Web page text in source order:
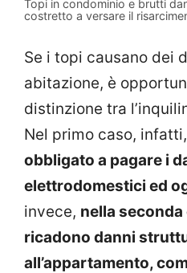
Topi in condominio e brutti
costretto a versare il
Se i topi causano dei
abitazione, è
distinzione tra
Nel primo caso, infatti,
obbligato a pagare i
elettrodomestici ed
invece, nella
ricadono danni
all’appartamento,